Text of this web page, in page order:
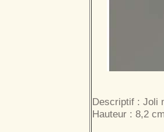
Descriptif : Joli
Hauteur : 8,2